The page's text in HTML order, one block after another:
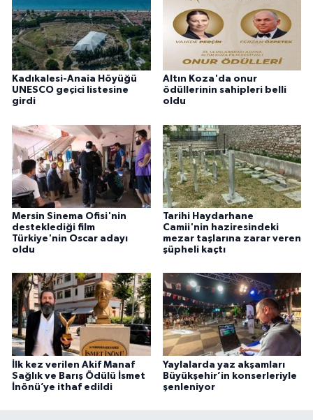
Kadıkalesi-Anaia Höyüğü
UNESCO geçici listesine
girdi
Altın Koza'da onur
ödüllerinin sahipleri belli
oldu
Mersin Sinema Ofisi'nin
desteklediği film
Türkiye'nin Oscar adayı
oldu
Tarihi Haydarhane
Camii'nin haziresindeki
mezar taşlarına zarar veren
şüpheli kaçtı
İlk kez verilen Akif Manaf
Sağlık ve Barış Ödülü İsmet
İnönü’ye ithaf edildi
Yaylalarda yaz akşamları
Büyükşehir’in konserleriyle
şenleniyor